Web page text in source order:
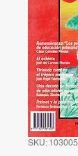
SKU: 103005